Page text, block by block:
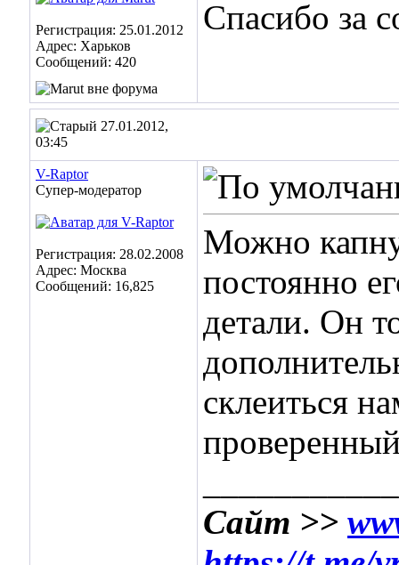
Регистрация: 25.01.2012
Адрес: Харьков
Сообщений: 420
Спасибо за
27.01.2012,
03:45
V-Raptor
Супер-модератор
Регистрация: 28.02.2008
Адрес: Москва
Сообщений: 16,825
Можно
постоянно
детали. Он
склеиться
Сайт >>